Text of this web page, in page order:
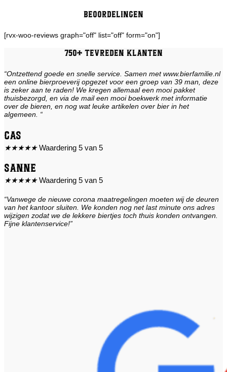
Beoordelingen
[rvx-woo-reviews graph="off" list="off" form="on"]
750+ tevreden klanten
“Ontzettend goede en snelle service. Samen met www.bierfamilie.nl
een online bierproeverij opgezet voor een groep van 39 man, deze
is zeker aan te raden! We kregen allemaal een mooi pakket
thuisbezorgd, en via de mail een mooi boekwerk met informatie
over de bieren, en nog wat leuke artikelen over bier in het
algemeen. “
Cas
★★★★★ Waardering 5 van 5
Sanne
★★★★★ Waardering 5 van 5
“Vanwege de nieuwe corona maatregelingen moeten wij de deuren
van het kantoor sluiten. We konden nog net last minute ons adres
wijzigen zodat we de lekkere biertjes toch thuis konden ontvangen.
Fijne klantenservice!”